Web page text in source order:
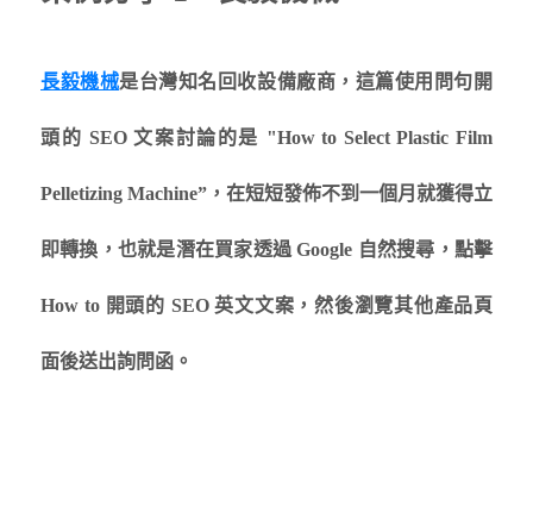
長毅機械是台灣知名回收設備廠商，這篇使用問句開
頭的 SEO 文案討論的是 "How to Select Plastic Film
Pelletizing Machine”，在短短發佈不到一個月就獲得立
即轉換，也就是潛在買家透過 Google 自然搜尋，點擊
How to 開頭的 SEO 英文文案，然後瀏覽其他產品頁
面後送出詢問函。